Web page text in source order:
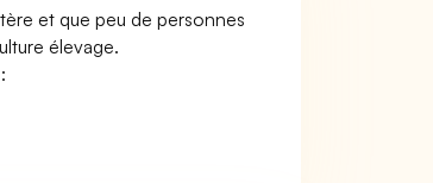
et que peu de personnes
élevage.
: